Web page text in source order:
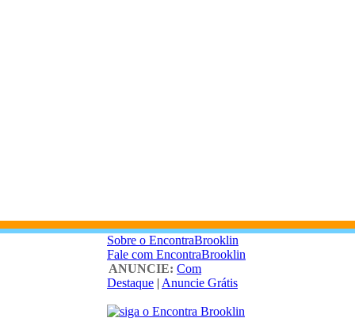
Sobre o EncontraBrooklin
Fale com EncontraBrooklin
ANUNCIE: Com
Destaque | Anuncie Grátis